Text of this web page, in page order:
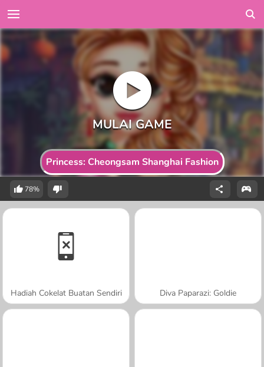
Princess: Cheongsam Shanghai Fashion
78%
Hadiah Cokelat Buatan Sendiri Diva Paparazi: Goldie